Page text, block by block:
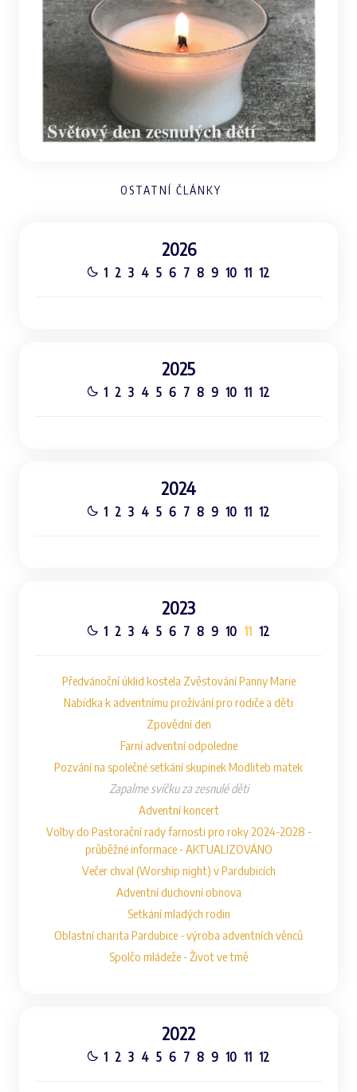
OSTATNÍ ČLÁNKY
2026
1 2 3 4 5 6 7 8 9 10 11 12
2025
1 2 3 4 5 6 7 8 9 10 11 12
2024
1 2 3 4 5 6 7 8 9 10 11 12
2023
1 2 3 4 5 6 7 8 9 10 11 12
Předvánoční úklid kostela Zvěstování Panny Marie
Nabídka k adventnímu prožívání pro rodiče a děti
Zpovědní den
Farní adventní odpoledne
Pozvání na společné setkání skupinek Modliteb matek
Zapalme svíčku za zesnulé děti
Adventní koncert
Volby do Pastorační rady farnosti pro roky 2024-2028 -
průběžné informace - AKTUALIZOVÁNO
Večer chval (Worship night) v Pardubicích
Adventní duchovní obnova
Setkání mladých rodin
Oblastní charita Pardubice - výroba adventních věnců
Spolčo mládeže - Život ve tmě
2022
1 2 3 4 5 6 7 8 9 10 11 12